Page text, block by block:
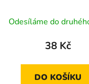
Odesíláme do
38 Kč
DO KOŠÍKU